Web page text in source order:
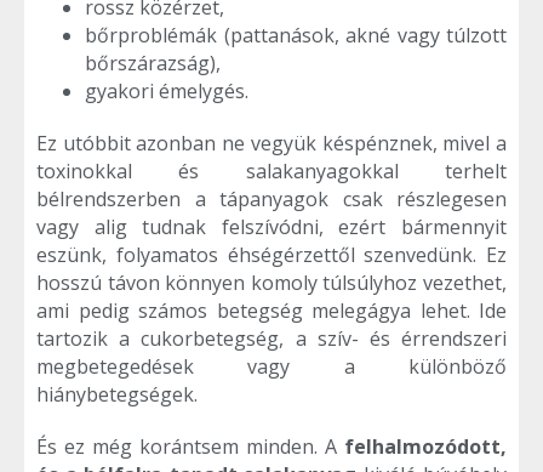
rossz közérzet,
bőrproblémák (pattanások, akné vagy túlzott
bőrszárazság),
gyakori émelygés.
Ez utóbbit azonban ne vegyük késpénznek, mivel a
toxinokkal és salakanyagokkal terhelt
bélrendszerben a tápanyagok csak részlegesen
vagy alig tudnak felszívódni, ezért bármennyit
eszünk, folyamatos éhségérzettől szenvedünk. Ez
hosszú távon könnyen komoly túlsúlyhoz vezethet,
ami pedig számos betegség melegágya lehet. Ide
tartozik a cukorbetegség, a szív- és érrendszeri
megbetegedések vagy a különböző
hiánybetegségek.
És ez még korántsem minden. A felhalmozódott,